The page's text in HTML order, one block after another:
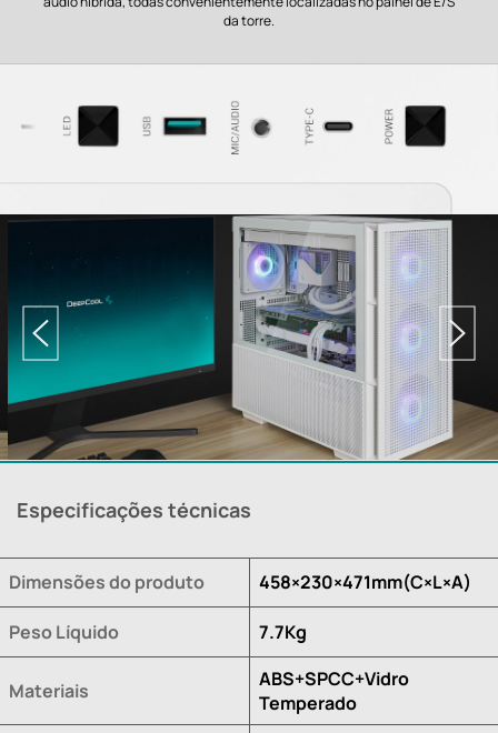
da torre.
Especificações técnicas
Dimensões do produto 458×230×471mm(C×L×A)
Peso Líquido 7.7Kg
Materiais
ABS+SPCC+Vidro
Temperado